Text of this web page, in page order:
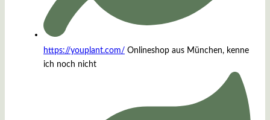
https://youplant.com/ Onlineshop aus München, kenne
ich noch nicht